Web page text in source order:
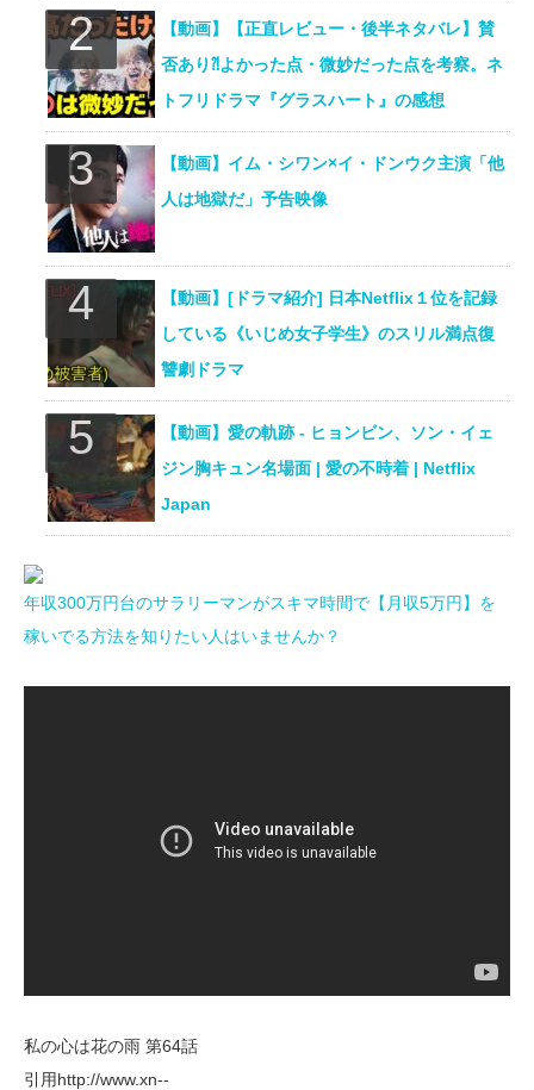
【動画】【正直レビュー・後半ネタバレ】賛
否あり⁈よかった点・微妙だった点を考察。ネ
トフリドラマ『グラスハート』の感想
【動画】イム・シワン×イ・ドンウク主演「他
人は地獄だ」予告映像
【動画】[ドラマ紹介] 日本Netflix１位を記録
している《いじめ女子学生》のスリル満点復
讐劇ドラマ
【動画】愛の軌跡 ‐ ヒョンビン、ソン・イェ
ジン胸キュン名場面 | 愛の不時着 | Netflix
Japan
年収300万円台のサラリーマンがスキマ時間で【月収5万円】を
稼いでる方法を知りたい人はいませんか？
私の心は花の雨 第64話
引用http://www.xn--